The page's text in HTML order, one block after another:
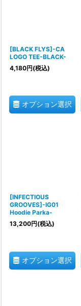
[BLACK FLYS]-CA
LOGO TEE-BLACK-
4,180円(税込)
オプション選択
[INFECTIOUS
GROOVES]-IG01
Hoodie Parka-
13,200円(税込)
オプション選択